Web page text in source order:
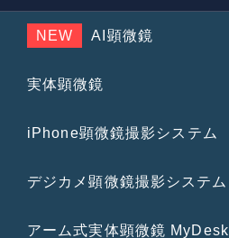
NEW AI顕微鏡
実体顕微鏡
iPhone顕微鏡撮影システム
デジカメ顕微鏡撮影システム
アーム式実体顕微鏡 MyDesk